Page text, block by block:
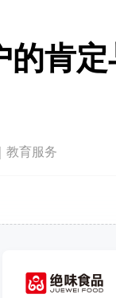
的肯
教育服务